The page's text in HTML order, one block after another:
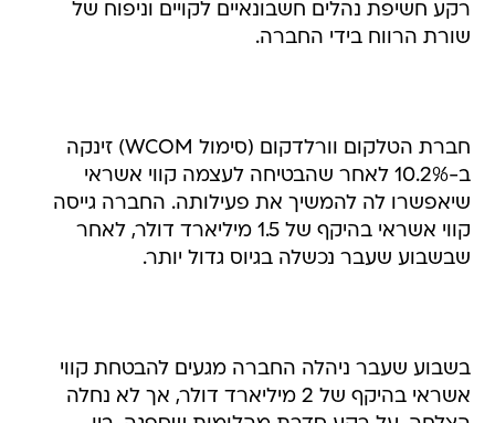
רקע חשיפת נהלים חשבונאיים לקויים וניפוח של
שורת הרווח בידי החברה.
חברת הטלקום וורלדקום (סימול WCOM) זינקה
ב-10.2% לאחר שהבטיחה לעצמה קווי אשראי
שיאפשרו לה להמשיך את פעילותה. החברה גייסה
קווי אשראי בהיקף של 1.5 מיליארד דולר, לאחר
שבשבוע שעבר נכשלה בגיוס גדול יותר.
בשבוע שעבר ניהלה החברה מגעים להבטחת קווי
אשראי בהיקף של 2 מיליארד דולר, אך לא נחלה